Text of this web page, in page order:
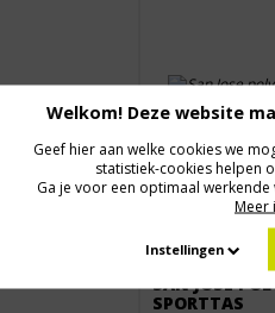
SAN JOSE
SPORTTAS
Welkom! Deze website
Geef hier aan welke cookies we
statistiek-cookies helpen
Ga je voor een optimaal werkende
Meer
Instellingen